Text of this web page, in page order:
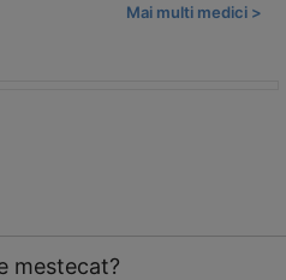
Mai multi medici >
mestecat?